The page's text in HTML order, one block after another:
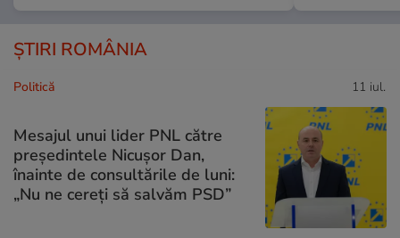
ȘTIRI ROMÂNIA
Politică 11 iul.
Mesajul unui lider PNL către
președintele Nicușor Dan,
înainte de consultările de luni:
„Nu ne cereți să salvăm PSD”